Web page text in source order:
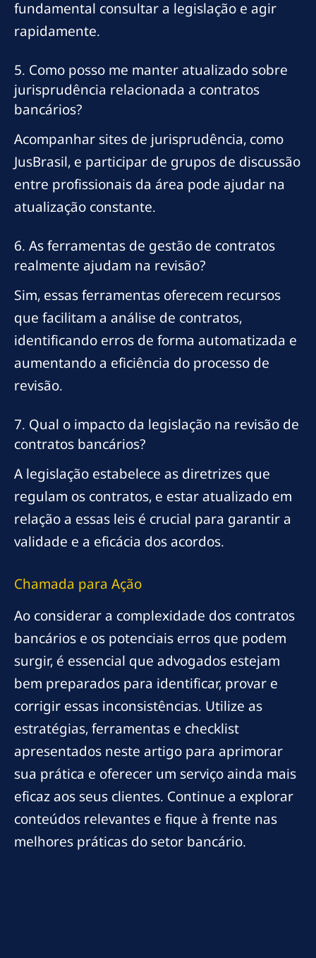
fundamental consultar a legislação e agir
rapidamente.
5. Como posso me manter atualizado sobre
jurisprudência relacionada a contratos
bancários?
Acompanhar sites de jurisprudência, como
JusBrasil, e participar de grupos de discussão
entre profissionais da área pode ajudar na
atualização constante.
6. As ferramentas de gestão de contratos
realmente ajudam na revisão?
Sim, essas ferramentas oferecem recursos
que facilitam a análise de contratos,
identificando erros de forma automatizada e
aumentando a eficiência do processo de
revisão.
7. Qual o impacto da legislação na revisão de
contratos bancários?
A legislação estabelece as diretrizes que
regulam os contratos, e estar atualizado em
relação a essas leis é crucial para garantir a
validade e a eficácia dos acordos.
Chamada para Ação
Ao considerar a complexidade dos contratos
bancários e os potenciais erros que podem
surgir, é essencial que advogados estejam
bem preparados para identificar, provar e
corrigir essas inconsistências. Utilize as
estratégias, ferramentas e checklist
apresentados neste artigo para aprimorar
sua prática e oferecer um serviço ainda mais
eficaz aos seus clientes. Continue a explorar
conteúdos relevantes e fique à frente nas
melhores práticas do setor bancário.